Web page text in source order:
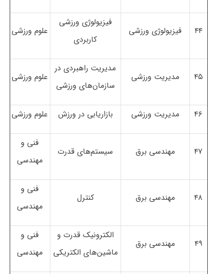
۴۴ فیزیولوژی ورزشی
فیزیولوژی ورزشی
کاربردی
علوم ورزشی
۴۵ مدیریت ورزشی
مدیریت راهبردی در
سازمان‌های ورزشی
علوم ورزشی
۴۶ مدیریت ورزشی بازاریابی در ورزش علوم ورزشی
۴۷ مهندسی برق سیستم‌های قدرت
فنی و
مهندسی
۴۸ مهندسی برق کنترل
فنی و
مهندسی
۴۹ مهندسی برق
الکترونیک قدرت و
ماشین‌های الکتریکی
فنی و
مهندسی